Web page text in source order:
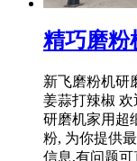
精巧磨粉
新飞磨粉机研
姜蒜打辣椒
研磨机家用超
粉, 为你提供
信息,有问题可